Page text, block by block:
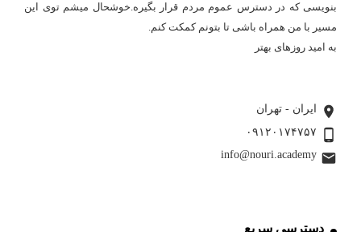
بنویسی که در دسترس عموم مردم قرار بگیره.خوشحال میشم توی این
مسیر با من همراه باشی تا بتونم کمکت کنم.
به امید روزهای بهتر
ایران - تهران
۰۹۱۲۰۱۷۴۷۵۷
info@nouri.academy
دسترسی سریع